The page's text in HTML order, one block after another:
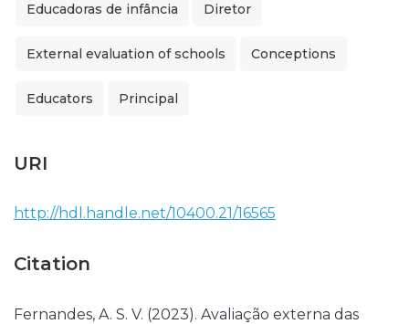
Educadoras de infância Diretor
External evaluation of schools Conceptions
Educators Principal
URI
http://hdl.handle.net/10400.21/16565
Citation
Fernandes, A. S. V. (2023). Avaliação externa das